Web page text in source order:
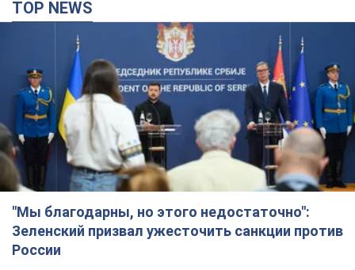
TOP NEWS
"Мы благодарны, но этого недостаточно":
Зеленский призвал ужесточить санкции против
России